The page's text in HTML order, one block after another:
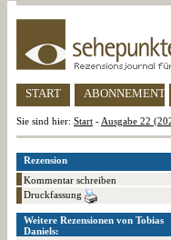
START ABONNEMENT
Sie sind hier: Start - Ausgabe 22
Rezension
Kommentar schreiben
Druckfassung
Weitere Rezensionen von Tobias
Daniels: